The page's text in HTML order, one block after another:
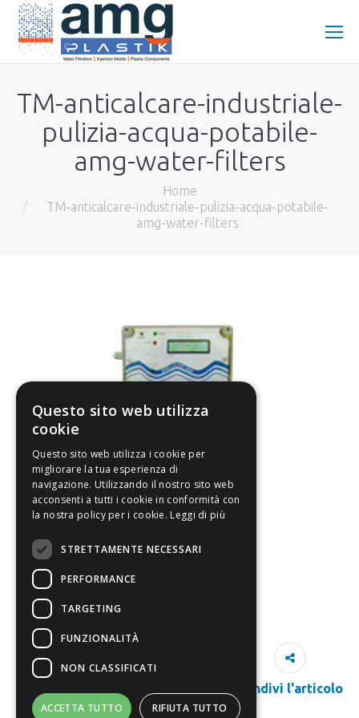
TM-anticalcare-industriale-
pulizia-acqua-potabile-
amg-water-filters
Home
TM-anticalcare-industriale-pulizia-acqua-potabile-
amg-water-filters
Condivi l'articolo
Questo sito web utilizza
cookie
Questo sito web utilizza i cookie per
migliorare la tua esperienza di
navigazione. Utilizzando il nostro sito web
acconsenti a tutti i cookie in conformità con
la nostra policy per i cookie. Leggi di più
STRETTAMENTE NECESSARI
PERFORMANCE
TARGETING
FUNZIONALITÀ
NON CLASSIFICATI
ACCETTA TUTTO RIFIUTA TUTTO